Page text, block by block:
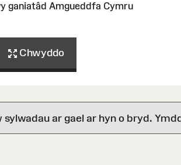
ganiatâd Amgueddfa Cymru
Chwyddo
sylwadau ar gael ar hyn o bryd.